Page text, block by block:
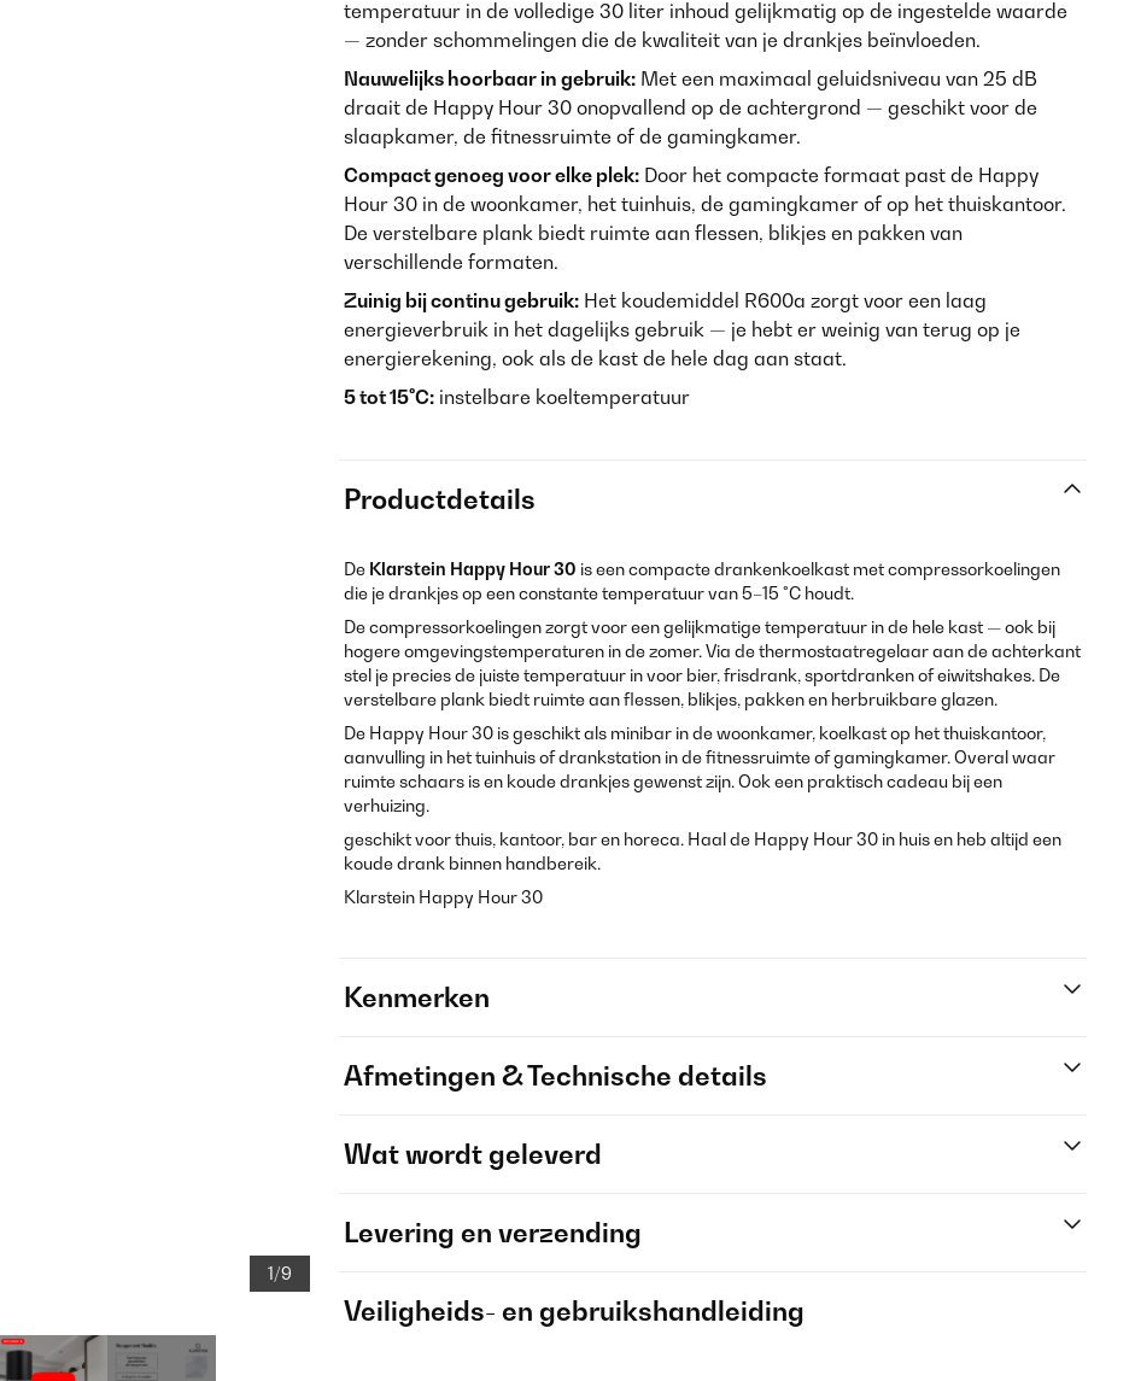
1/9
temperatuur in de volledige 30 liter inhoud gelijkmatig op de ingestelde waarde
— zonder schommelingen die de kwaliteit van je drankjes beïnvloeden.
Nauwelijks hoorbaar in gebruik: Met een maximaal geluidsniveau van 25 dB
draait de Happy Hour 30 onopvallend op de achtergrond — geschikt voor de
slaapkamer, de fitnessruimte of de gamingkamer.
Compact genoeg voor elke plek: Door het compacte formaat past de Happy
Hour 30 in de woonkamer, het tuinhuis, de gamingkamer of op het thuiskantoor.
De verstelbare plank biedt ruimte aan flessen, blikjes en pakken van
verschillende formaten.
Zuinig bij continu gebruik: Het koudemiddel R600a zorgt voor een laag
energieverbruik in het dagelijks gebruik — je hebt er weinig van terug op je
energierekening, ook als de kast de hele dag aan staat.
5 tot 15°C: instelbare koeltemperatuur
Productdetails
De Klarstein Happy Hour 30 is een compacte drankenkoelkast met compressorkoelingen
die je drankjes op een constante temperatuur van 5–15 °C houdt.
De compressorkoelingen zorgt voor een gelijkmatige temperatuur in de hele kast — ook bij
hogere omgevingstemperaturen in de zomer. Via de thermostaatregelaar aan de achterkant
stel je precies de juiste temperatuur in voor bier, frisdrank, sportdranken of eiwitshakes. De
verstelbare plank biedt ruimte aan flessen, blikjes, pakken en herbruikbare glazen.
De Happy Hour 30 is geschikt als minibar in de woonkamer, koelkast op het thuiskantoor,
aanvulling in het tuinhuis of drankstation in de fitnessruimte of gamingkamer. Overal waar
ruimte schaars is en koude drankjes gewenst zijn. Ook een praktisch cadeau bij een
verhuizing.
geschikt voor thuis, kantoor, bar en horeca. Haal de Happy Hour 30 in huis en heb altijd een
koude drank binnen handbereik.
Klarstein Happy Hour 30
Kenmerken
Afmetingen & Technische details
Wat wordt geleverd
Levering en verzending
Veiligheids- en gebruikshandleiding